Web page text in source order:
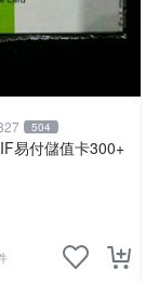
504
易付儲值卡300+